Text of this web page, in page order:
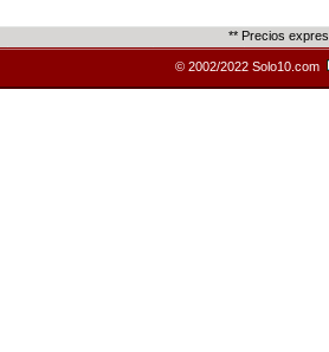
** Precios
© 2002/2022 Solo10.com